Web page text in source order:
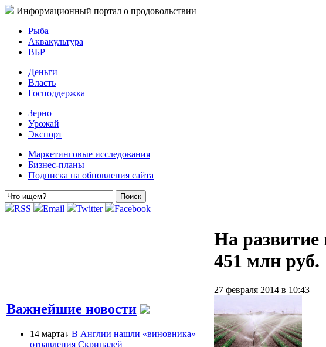
Информационный портал о продовольствии
Рыба
Аквакультура
ВБР
Деньги
Власть
Господдержка
Зерно
Урожай
Экспорт
Маркетинговые исследования
Бизнес-планы
Подписка на обновления сайта
RSS Email Twitter Facebook
Важнейшие новости
14 марта↓ В Англии нашли «виновника»
отравления Скрипалей
На развитие
451 млн руб.
27 февраля 2014 в 10:43